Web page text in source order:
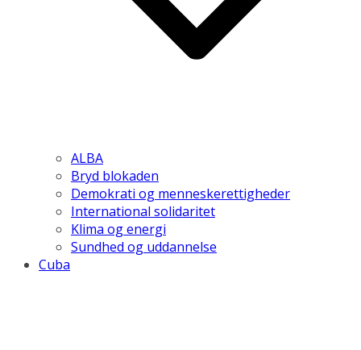
ALBA
Bryd blokaden
Demokrati og menneskerettigheder
International solidaritet
Klima og energi
Sundhed og uddannelse
Cuba